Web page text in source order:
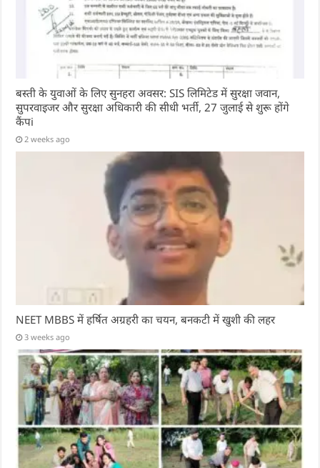
बस्ती के युवाओं के लिए सुनहरा अवसर: SIS लिमिटेड में सुरक्षा जवान,
सुपरवाइजर और सुरक्षा अधिकारी की सीधी भर्ती, 27 जुलाई से शुरू होंगे
कैंपi
2 weeks ago
NEET MBBS में हर्षित अग्रहरी का चयन, बनकटी में खुशी की लहर
3 weeks ago